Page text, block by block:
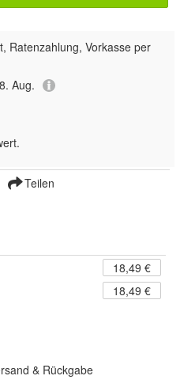
Ratenzahlung, Vorkasse per
Aug.
Teilen
18,49 €
18,49 €
& Rückgabe